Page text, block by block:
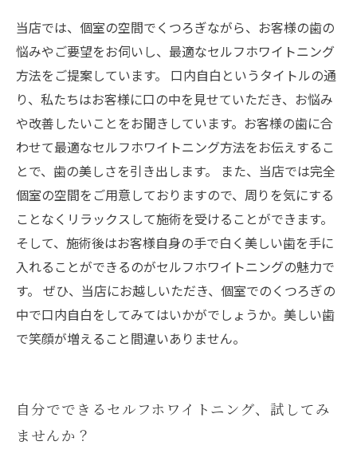
当店では、個室の空間でくつろぎながら、お客様の歯の
悩みやご要望をお伺いし、最適なセルフホワイトニング
方法をご提案しています。 口内自白というタイトルの通
り、私たちはお客様に口の中を見せていただき、お悩み
や改善したいことをお聞きしています。お客様の歯に合
わせて最適なセルフホワイトニング方法をお伝えするこ
とで、歯の美しさを引き出します。 また、当店では完全
個室の空間をご用意しておりますので、周りを気にする
ことなくリラックスして施術を受けることができます。
そして、施術後はお客様自身の手で白く美しい歯を手に
入れることができるのがセルフホワイトニングの魅力で
す。 ぜひ、当店にお越しいただき、個室でのくつろぎの
中で口内自白をしてみてはいかがでしょうか。美しい歯
で笑顔が増えること間違いありません。
自分でできるセルフホワイトニング、試してみ
ませんか？